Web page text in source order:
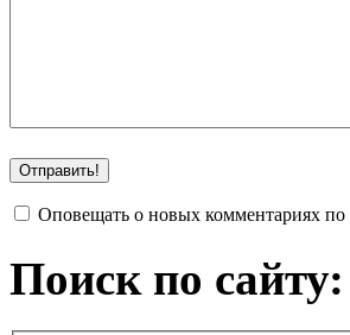
Оповещать о новых комментариях по
Поиск по сайту: